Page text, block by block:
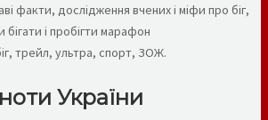
факти, дослідження вчених і міфи про біг,
і пробігти марафон
трейл, ультра, спорт, ЗОЖ.
України